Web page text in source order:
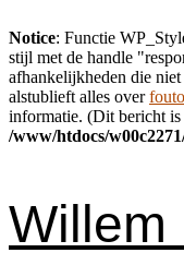
Notice: Functie
stijl met de handle
afhankelijkheden die
alstublieft alles over
informatie. (Dit bericht
/www/htdocs/
Willem